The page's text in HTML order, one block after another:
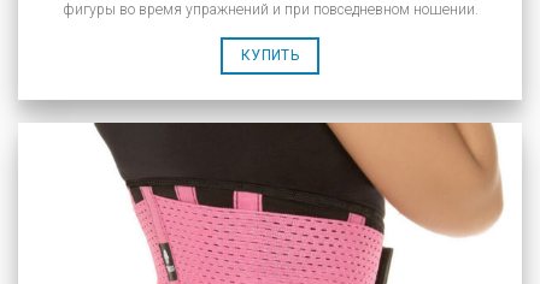
фигуры во время упражнений и при повседневном ношении.
КУПИТЬ